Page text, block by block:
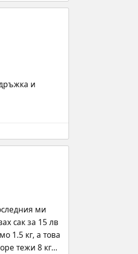
и
ми
сак за 15 лв
1.5 кг, а това
тежи 8 кг...